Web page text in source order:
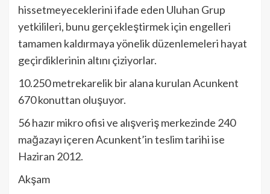
hissetmeyeceklerini ifade eden Uluhan Grup
yetkilileri, bunu gerçekleştirmek için engelleri
tamamen kaldırmaya yönelik düzenlemeleri hayat
geçirdiklerinin altını çiziyorlar.
10.250 metrekarelik bir alana kurulan Acunkent
670 konuttan oluşuyor.
56 hazır mikro ofisi ve alışveriş merkezinde 240
mağazayı içeren Acunkent’in teslim tarihi ise
Haziran 2012.
Akşam